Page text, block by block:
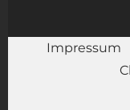
Impressum